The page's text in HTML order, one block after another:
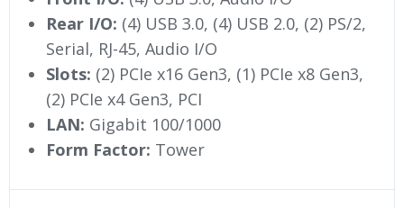
Rear I/O: (4) USB 3.0, (4) USB 2.0, (2) PS/2,
Serial, RJ-45, Audio I/O
Slots: (2) PCIe x16 Gen3, (1) PCIe x8 Gen3,
(2) PCIe x4 Gen3, PCI
LAN: Gigabit 100/1000
Form Factor: Tower